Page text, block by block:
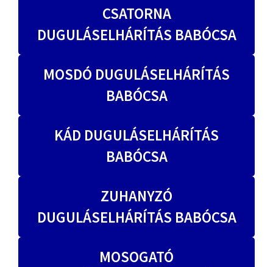
CSATORNA
DUGULÁSELHÁRÍTÁS BABÓCSA
MOSDÓ DUGULÁSELHÁRÍTÁS
BABÓCSA
KÁD DUGULÁSELHÁRÍTÁS
BABÓCSA
ZUHANYZÓ
DUGULÁSELHÁRÍTÁS BABÓCSA
MOSOGATÓ